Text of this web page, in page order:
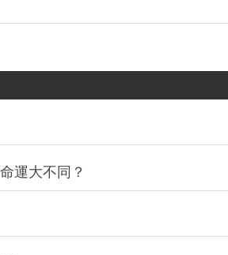
運大不同？